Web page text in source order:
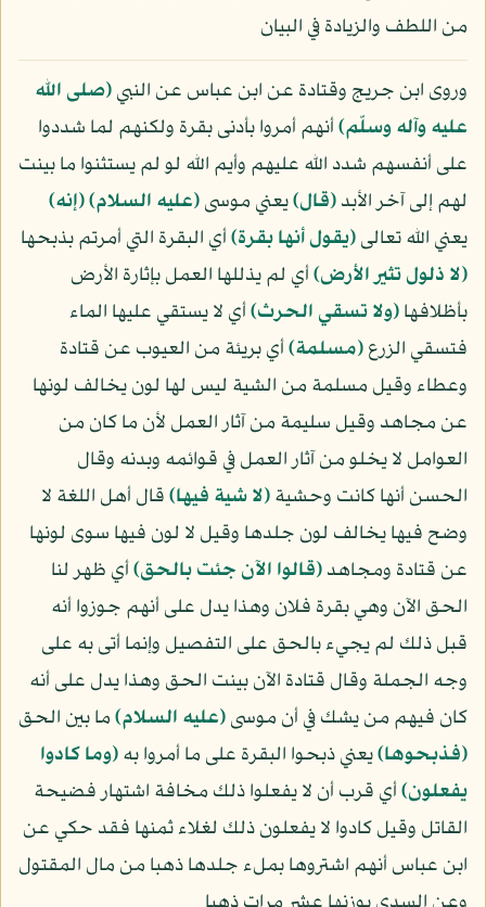
من اللطف والزيادة في البيان
وروى ابن جريج وقتادة عن ابن عباس عن النبي(صلى الله
عليه وآله وسلّم)أنهم أمروا بأدنى بقرة ولكنهم لما شددوا
على أنفسهم شدد الله عليهم وأيم الله لو لم يستثنوا ما بينت
لهم إلى آخر الأبد﴿قال﴾يعني موسى(عليه السلام)﴿إنه﴾
يعني الله تعالى﴿يقول أنها بقرة﴾أي البقرة التي أمرتم بذبحها
﴿لا ذلول تثير الأرض﴾أي لم يذللها العمل بإثارة الأرض
بأظلافها﴿ولا تسقي الحرث﴾أي لا يستقي عليها الماء
فتسقي الزرع﴿مسلمة﴾أي بريئة من العيوب عن قتادة
وعطاء وقيل مسلمة من الشية ليس لها لون يخالف لونها
عن مجاهد وقيل سليمة من آثار العمل لأن ما كان من
العوامل لا يخلو من آثار العمل في قوائمه وبدنه وقال
الحسن أنها كانت وحشية﴿لا شية فيها﴾قال أهل اللغة لا
وضح فيها يخالف لون جلدها وقيل لا لون فيها سوى لونها
عن قتادة ومجاهد﴿قالوا الآن جئت بالحق﴾أي ظهر لنا
الحق الآن وهي بقرة فلان وهذا يدل على أنهم جوزوا أنه
قبل ذلك لم يجيء بالحق على التفصيل وإنما أتى به على
وجه الجملة وقال قتادة الآن بينت الحق وهذا يدل على أنه
كان فيهم من يشك في أن موسى(عليه السلام)ما بين الحق
﴿فذبحوها﴾يعني ذبحوا البقرة على ما أمروا به﴿وما كادوا
يفعلون﴾أي قرب أن لا يفعلوا ذلك مخافة اشتهار فضيحة
القاتل وقيل كادوا لا يفعلون ذلك لغلاء ثمنها فقد حكي عن
ابن عباس أنهم اشتروها بملء جلدها ذهبا من مال المقتول